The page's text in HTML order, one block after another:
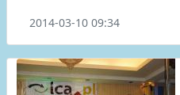
2014-03-10 09:34